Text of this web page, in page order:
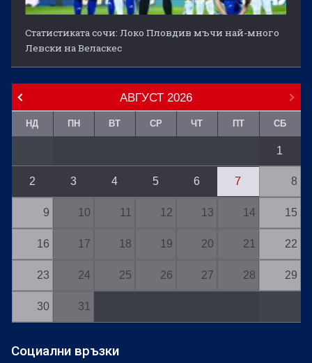
Статистиката сочи: Локо Пловдив мъчи най-много
Левски на Веласкес
АВГУСТ 2026
НД ПН ВТ СР ЧТ ПТ СБ
1
2 3 4 5 6 7 8
9 10 11 12 13 14 15
16 17 18 19 20 21 22
23 24 25 26 27 28 29
30 31
Социални връзки